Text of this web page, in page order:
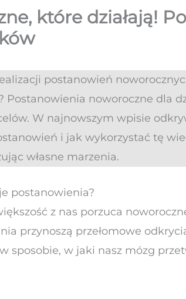
które działają!
postanowień
Postanowienia noworoczne dla
W najnowszym wpisie
i jak wykorzystać tę
własne marzenia.
postanowienia?
z nas porzuca
przynoszą przełomowe
sposobie, w jaki nasz mózg